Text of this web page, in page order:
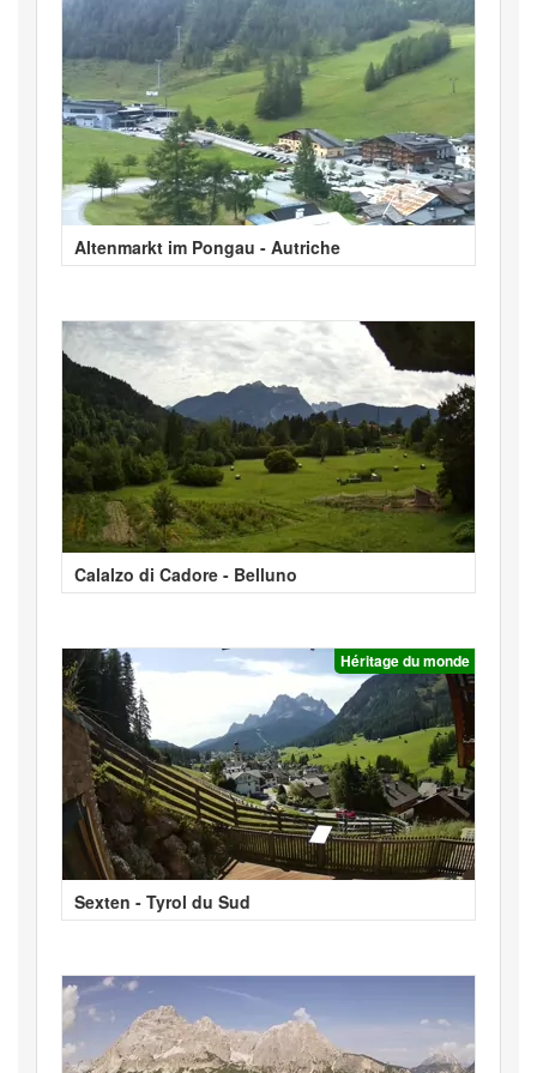
Altenmarkt im Pongau - Autriche
Calalzo di Cadore - Belluno
Héritage du monde
Sexten - Tyrol du Sud